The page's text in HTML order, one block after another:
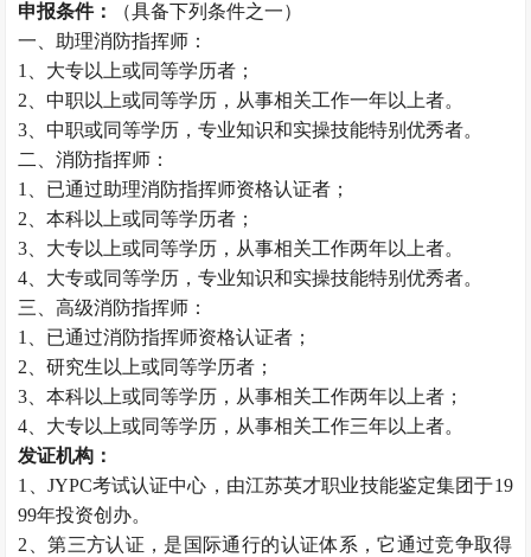
申报条件：
（具备下列条件之一）
一、助理消防指挥师：
1、大专以上或同等学历者；
2、中职以上或同等学历，从事相关工作一年以上者。
3、中职或同等学历，专业知识和实操技能特别优秀者。
二、消防指挥师：
1、已通过助理消防指挥师资格认证者；
2、本科以上或同等学历者；
3、大专以上或同等学历，从事相关工作两年以上者。
4、大专或同等学历，专业知识和实操技能特别优秀者。
三、高级消防指挥师：
1、已通过消防指挥师资格认证者；
2、研究生以上或同等学历者；
3、本科以上或同等学历，从事相关工作两年以上者；
4、大专以上或同等学历，从事相关工作三年以上者。
发证机构：
1、JYPC考试认证中心，由江苏英才职业技能鉴定集团于19
99年投资创办。
2、第三方认证，是国际通行的认证体系，它通过竞争取得